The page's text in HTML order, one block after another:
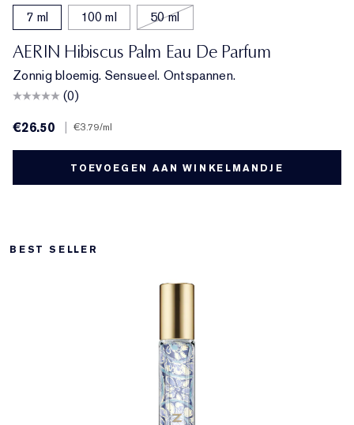
7 ml 100 ml 50 ml
AERIN Hibiscus Palm Eau De Parfum
Zonnig bloemig. Sensueel. Ontspannen.
(0)
€26.50
€3.79/ml
TOEVOEGEN AAN WINKELMANDJE
BEST SELLER